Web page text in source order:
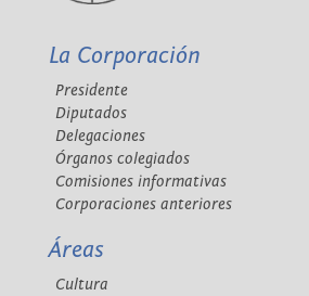
La Corporación
Presidente
Diputados
Delegaciones
Órganos colegiados
Comisiones informativas
Corporaciones anteriores
Áreas
Cultura